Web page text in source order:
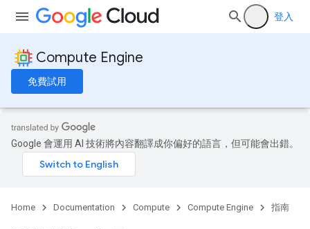
登入
Compute Engine
免費試用
Google 會運用 AI 技術將內容翻譯成你偏好的語言，但可能會出錯。
Home Documentation Compute Compute Engine 指南